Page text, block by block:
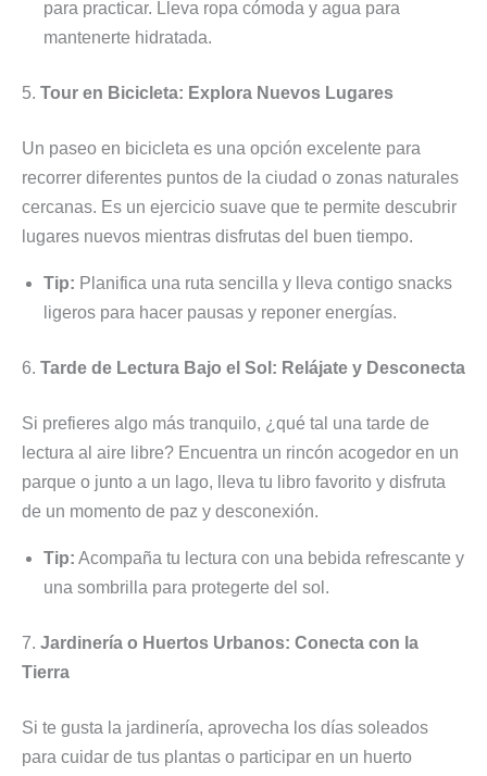
para practicar. Lleva ropa cómoda y agua para
mantenerte hidratada.
5. Tour en Bicicleta: Explora Nuevos Lugares
Un paseo en bicicleta es una opción excelente para
recorrer diferentes puntos de la ciudad o zonas naturales
cercanas. Es un ejercicio suave que te permite descubrir
lugares nuevos mientras disfrutas del buen tiempo.
Tip: Planifica una ruta sencilla y lleva contigo snacks
ligeros para hacer pausas y reponer energías.
6. Tarde de Lectura Bajo el Sol: Relájate y Desconecta
Si prefieres algo más tranquilo, ¿qué tal una tarde de
lectura al aire libre? Encuentra un rincón acogedor en un
parque o junto a un lago, lleva tu libro favorito y disfruta
de un momento de paz y desconexión.
Tip: Acompaña tu lectura con una bebida refrescante y
una sombrilla para protegerte del sol.
7. Jardinería o Huertos Urbanos: Conecta con la
Tierra
Si te gusta la jardinería, aprovecha los días soleados
para cuidar de tus plantas o participar en un huerto